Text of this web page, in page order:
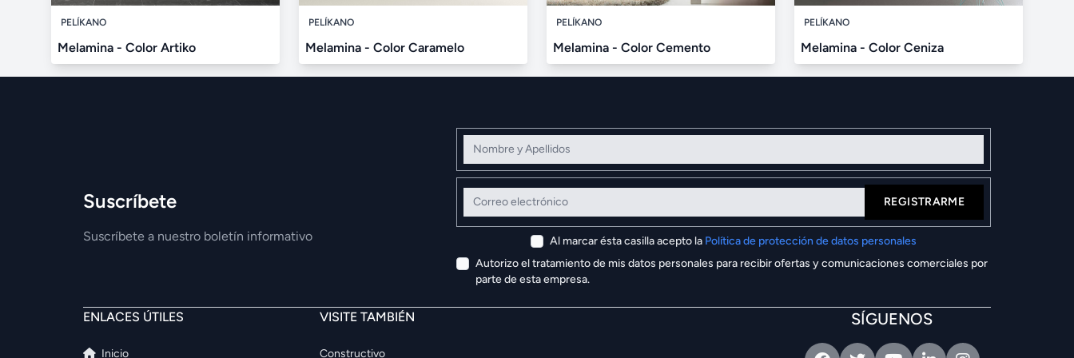
PELÍKANO
Melamina - Color Artiko
PELÍKANO
Melamina - Color Caramelo
PELÍKANO
Melamina - Color Cemento
PELÍKANO
Melamina - Color Ceniza
Suscríbete
Suscríbete a nuestro boletín informativo
Nombre y Apellidos
Correo electrónico
REGISTRARME
Al marcar ésta casilla acepto la Política de protección de datos personales
Autorizo el tratamiento de mis datos personales para recibir ofertas y comunicaciones comerciales por
parte de esta empresa.
ENLACES ÚTILES
Inicio
VISITE TAMBIÉN
Constructivo
SÍGUENOS
FacebookTwitterYoutubeLinkedinIntagram